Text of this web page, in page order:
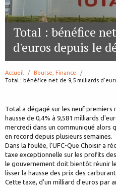
Total : bénéfice
d'euros depuis le
Accueil
Bourse, Finance
page:
Total : bénéfice net de 9,5 milliards
Total a dégagé sur les neuf premiers
hausse de 0,4% à 9,581 milliards
mercredi dans un communiqué alors
en record depuis plusieurs semaines.
Dans la foulée, l'UFC-Que Choisir a
taxe exceptionnelle sur les profits
le gouvernement doit bientôt réunir
lisser la hausse des prix des
Cette taxe, d'un milliard d'euros par